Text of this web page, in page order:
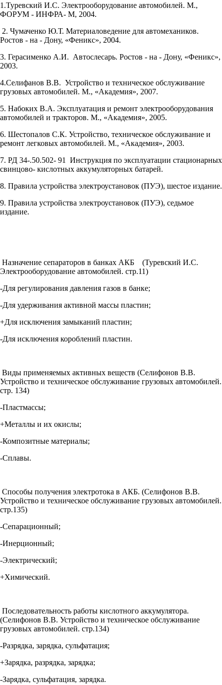
1.Туревский И.С. Электрооборудование автомобилей. М.,
ФОРУМ - ИНФРА- М, 2004.
2. Чумаченко Ю.Т. Материаловедение для автомехаников.
Ростов - на - Дону, «Феникс», 2004.
3. Герасименко А.И. Автослесарь. Ростов - на - Дону, «Феникс»,
2003.
4.Селифанов В.В. Устройство и техническое обслуживание
грузовых автомобилей. М., «Академия», 2007.
5. Набоких В.А. Эксплуатация и ремонт электрооборудования
автомобилей и тракторов. М., «Академия», 2005.
6. Шестопалов С.К. Устройство, техническое обслуживание и
ремонт легковых автомобилей. М., «Академия», 2003.
7. РД 34-.50.502- 91 Инструкция по эксплуатации стационарных
свинцово- кислотных аккумуляторных батарей.
8. Правила устройства электроустановок (ПУЭ), шестое издание.
9. Правила устройства электроустановок (ПУЭ), седьмое
издание.
Назначение сепараторов в банках АКБ (Туревский И.С.
Электрооборудование автомобилей. стр.11)
-Для регулирования давления газов в банке;
-Для удерживания активной массы пластин;
+Для исключения замыканий пластин;
-Для исключения короблений пластин.
Виды применяемых активных веществ (Селифонов В.В.
Устройство и техническое обслуживание грузовых автомобилей.
стр. 134)
-Пластмассы;
+Металлы и их окислы;
-Композитные материалы;
-Сплавы.
Способы получения электротока в АКБ. (Селифонов В.В.
Устройство и техническое обслуживание грузовых автомобилей.
стр.135)
-Сепарационный;
-Инерционный;
-Электрический;
+Химический.
Последовательность работы кислотного аккумулятора.
(Селифонов В.В. Устройство и техническое обслуживание
грузовых автомобилей. стр.134)
-Разрядка, зарядка, сульфатация;
+Зарядка, разрядка, зарядка;
-Зарядка, сульфатация, зарядка.